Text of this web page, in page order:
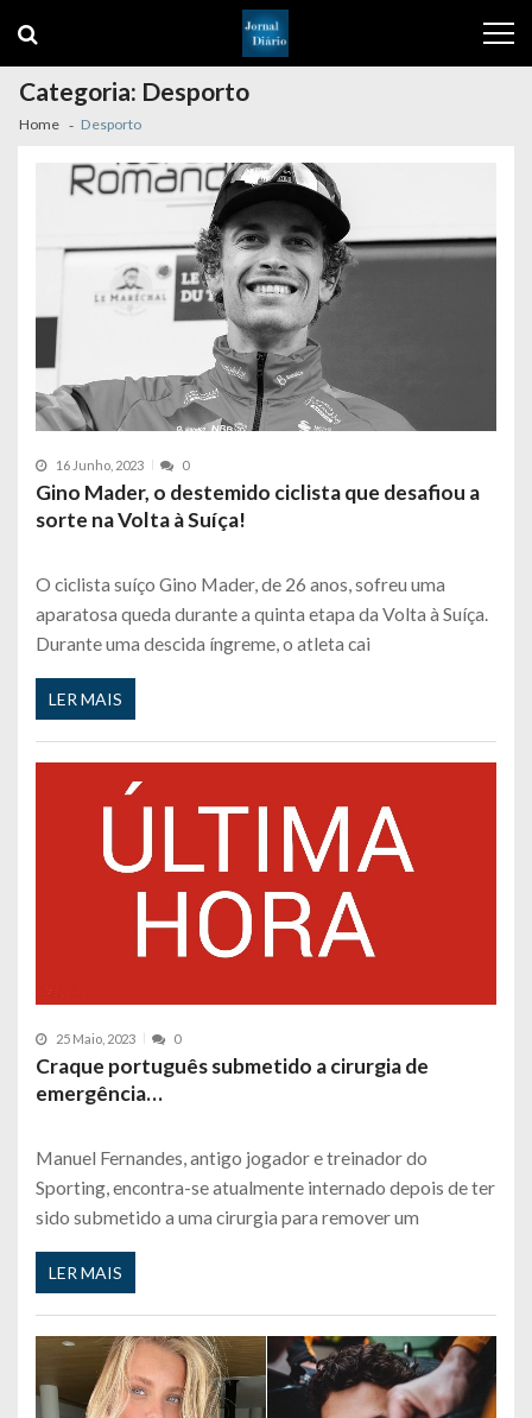
navigation
content
Categoria: Desporto
Home Desporto
16 Junho, 2023 0
Gino Mader, o destemido ciclista que desafiou a
sorte na Volta à Suíça!
O ciclista suíço Gino Mader, de 26 anos, sofreu uma
aparatosa queda durante a quinta etapa da Volta à Suíça.
Durante uma descida íngreme, o atleta cai
LER MAIS
25 Maio, 2023 0
Craque português submetido a cirurgia de
emergência…
Manuel Fernandes, antigo jogador e treinador do
Sporting, encontra-se atualmente internado depois de ter
sido submetido a uma cirurgia para remover um
LER MAIS